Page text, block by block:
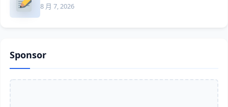
8 月 7, 2026
Sponsor